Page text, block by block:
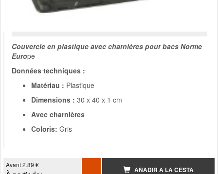
Couvercle en plastique avec charnières pour bacs Norme
Europe
Données techniques :
Matériau : Plastique
Dimensions : 30 x 40 x 1 cm
Avec charnières
Coloris: Gris
Avant2.89 €
AÑADIR A LA CESTA